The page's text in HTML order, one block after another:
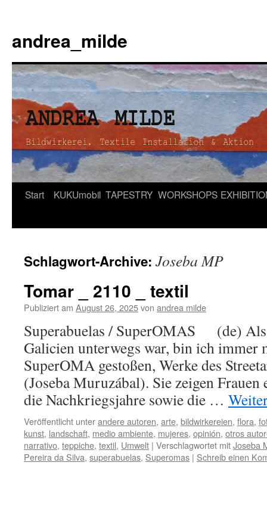
andrea_milde
Zum
Start KUKUmobil TAPESTRY WORKSHOPS
Schlagwort-Archive: Joseba MP
Tomar _ 2110 _ textil
Publiziert am August 26, 2025von andrea milde
Superabuelas / SuperOMAS (de) Als
Galicien unterwegs war, bin ich immer
SuperOMA gestoßen, Werke des
(Joseba Muruzábal). Sie zeigen
die Nachkriegsjahre sowie die …
Veröffentlicht unterandere autoren, arte, bildwirkereien, flora,
kunst, landschaft, medio ambiente, mujeres, opinión, otros
narrativo, teppiche, textil, Umwelt | Verschlagwortet mitJoseba
Pereira da Silva, superabuelas, Superomas | Schreib einen